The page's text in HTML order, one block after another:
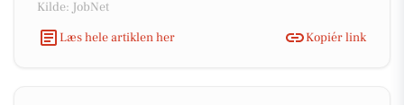
Kilde: JobNet
Læs hele artiklen her
Kopiér link